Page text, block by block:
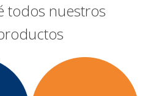
todos nuestros